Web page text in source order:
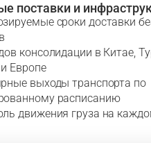
поставки и
сроки доставки
консолидации в Китае,
Европе
выходы транспорта по
расписанию
движения груза на